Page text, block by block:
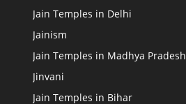
Jain Temples in Delhi
Jainism
Jain Temples in Madhya Pradesh
Jinvani
Jain Temples in Bihar